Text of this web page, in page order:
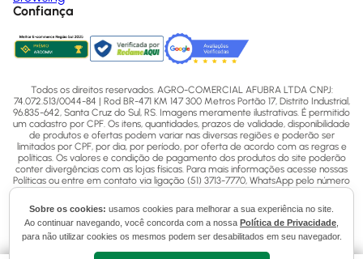
Sobre os cookies: usamos cookies para melhorar a sua experiência no site.
Ao continuar navegando, você concorda com a nossa Política de Privacidade
para não utilizar cookies os mesmos podem ser desabilitados em seu navegador.
Confiança
Todos os direitos reservados. AGRO-COMERCIAL AFUBRA LTDA CNPJ:
74.072.513/0044-84 | Rod BR-471 KM 147 300 Metros Portão 17, Distrito Industrial,
96.835-642, Santa Cruz do Sul, RS. Imagens meramente ilustrativas. É permitido
um cadastro por CPF. Os itens, quantidades, prazos de validade, disponibilidade
de produtos e ofertas podem variar nas diversas regiões e poderão ser
limitados por CPF, por dia, por período, por oferta de acordo com as regras e
políticas. Os valores e condição de pagamento dos produtos do site poderão
conter divergências com as lojas físicas. Para mais informações acesse nossas
Políticas ou entre em contato via ligação (51) 3713-7770, WhatsApp pelo número